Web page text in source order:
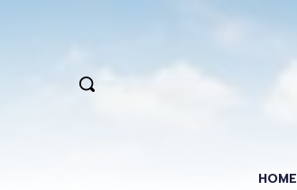
HOME